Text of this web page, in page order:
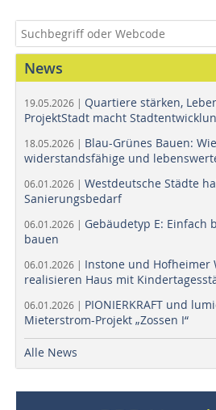
News
19.05.2026 | Quartiere stärken,
ProjektStadt macht
18.05.2026 | Blau-Grünes Bauen:
widerstandsfähige und
06.01.2026 | Westdeutsche Städte
Sanierungsbedarf
06.01.2026 | Gebäudetyp E: Einfach
bauen
06.01.2026 | Instone und Hofheimer
realisieren Haus mit
06.01.2026 | PIONIERKRAFT und
Mieterstrom-Projekt „Zossen I“
Alle News